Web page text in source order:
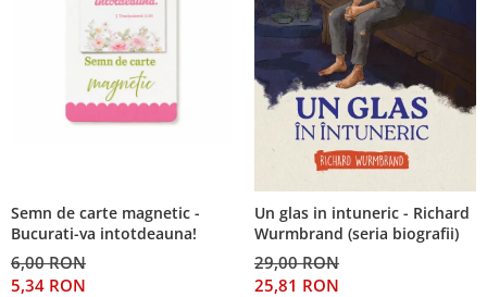
Semn de carte magnetic -
Bucurati-va intotdeauna!
6,00 RON
5,34 RON
Un glas in intuneric - Richard
Wurmbrand (seria biografii)
29,00 RON
25,81 RON